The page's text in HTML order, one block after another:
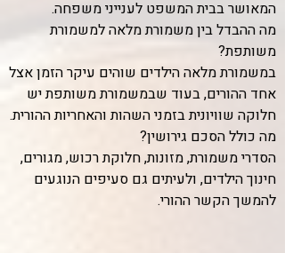
המאושר בבית המשפט לענייני משפחה.
מה ההבדל בין משמורת מלאה למשמורת
משותפת?
במשמורת מלאה הילדים שוהים עיקר הזמן אצל
אחד ההורים, בעוד שבמשמורת משותפת יש
חלוקה שוויונית בזמני השהות והאחריות ההורית.
מה כולל הסכם גירושין?
הסדרי משמורת, מזונות, חלוקת רכוש, מגורים,
חינוך הילדים, ולעיתים גם סעיפים הנוגעים
להמשך הקשר ההורי.